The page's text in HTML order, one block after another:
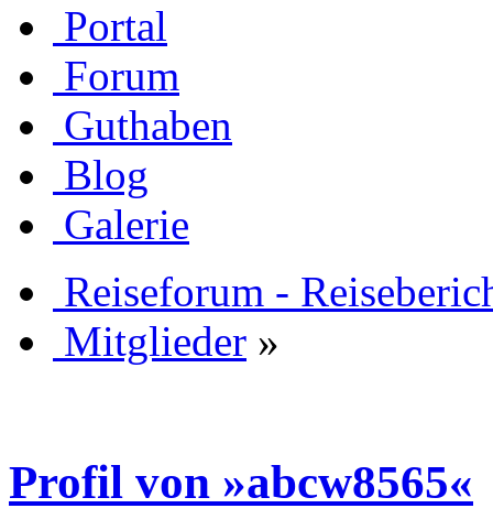
Portal
Forum
Guthaben
Blog
Galerie
Reiseforum -
Mitglieder »
Profil von »abcw8565«